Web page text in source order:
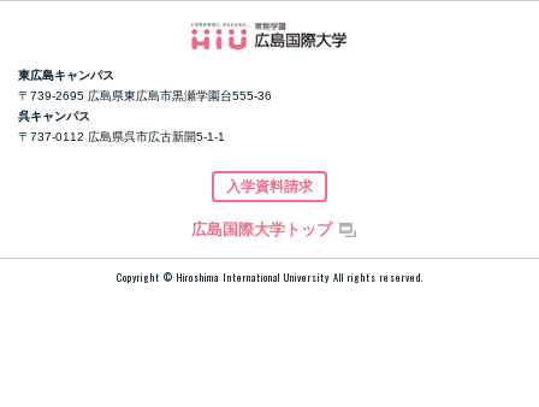
東広島キャンパス
〒739-2695 広島県東広島市黒瀬学園台555-36
呉キャンパス
〒737-0112 広島県呉市広古新開5-1-1
入学資料請求
広島国際大学トップ
Copyright © Hiroshima International University All rights reserved.